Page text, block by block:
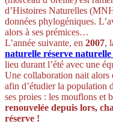
d’Histoires Naturelles
données phylogéniques.
alors à ses prémices…
L’année suivante, en 2007,
naturelle réserve naturelle
lieu durant l’été avec une
Une collaboration nait
afin d’étudier la population
ses proies : les mouflons et
renouvelée depuis lors,
réserve !